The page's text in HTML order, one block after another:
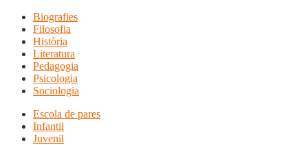
Biografies
Filosofia
Història
Literatura
Pedagogia
Psicologia
Sociologia
Escola de pares
Infantil
Juvenil